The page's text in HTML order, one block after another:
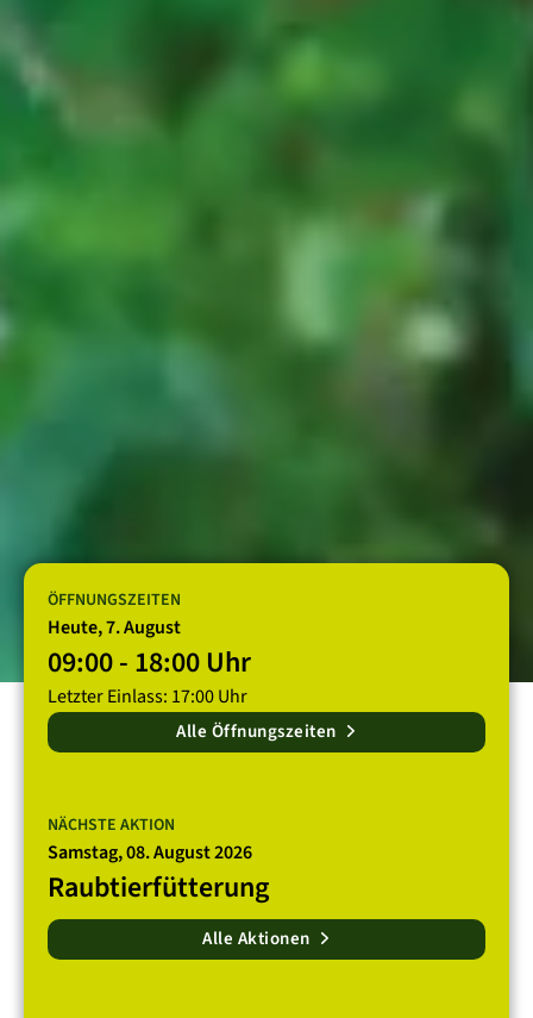
ÖFFNUNGSZEITEN
Heute, 7. August
09:00 - 18:00 Uhr
Letzter Einlass: 17:00 Uhr
Alle Öffnungszeiten
NÄCHSTE AKTION
Samstag, 08. August 2026
Raubtierfütterung
Alle Aktionen